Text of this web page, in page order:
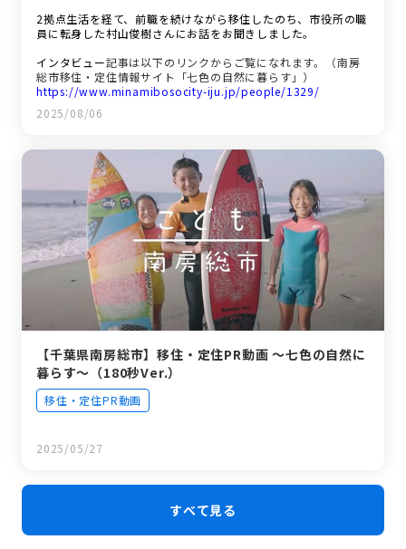
2拠点生活を経て、前職を続けながら移住したのち、市役所の職
員に転身した村山俊樹さんにお話をお聞きしました。
インタビュー記事は以下のリンクからご覧になれます。（南房
総市移住・定住情報サイト「七色の自然に暮らす」）
https://www.minamibosocity-iju.jp/people/1329/
2025/08/06
【千葉県南房総市】移住・定住PR動画 ～七色の自然に
暮らす～（180秒Ver.）
移住・定住PR動画
2025/05/27
すべて見る